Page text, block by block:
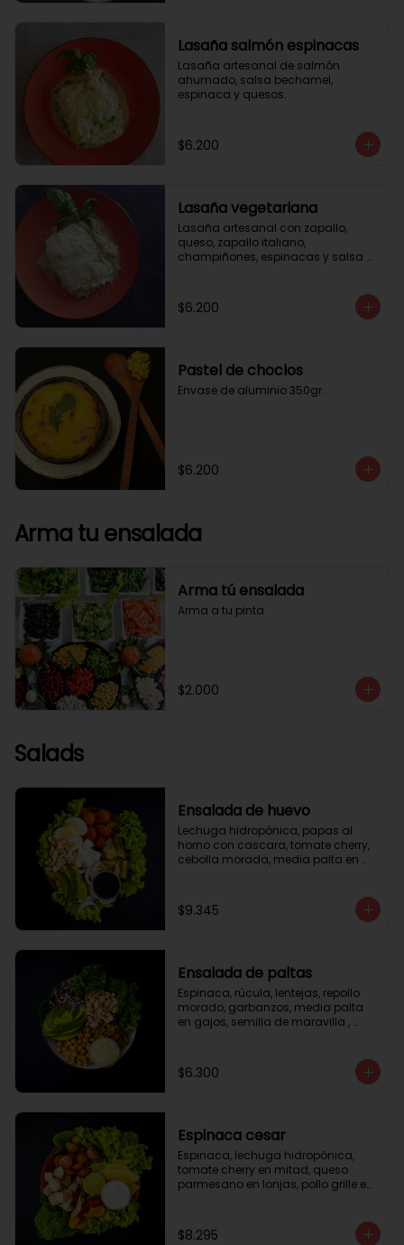
Lasaña salmón espinacas
Lasaña artesanal de salmón
ahumado, salsa bechamel,
espinaca y quesos.
$6.200
Lasaña vegetariana
Lasaña artesanal con zapallo,
queso, zapallo italiano,
champiñones, espinacas y salsa
$6.200
Pastel de choclos
Envase de aluminio 350gr.
$6.200
Arma tu ensalada
Arma tú ensalada
Arma a tu pinta
$2.000
Salads
Ensalada de huevo
Lechuga hidropónica, papas al
horno con cascara, tomate cherry,
cebolla morada, media palta en
balsámica.
$9.345
Ensalada de paltas
Espinaca, rúcula, lentejas, repollo
morado, garbanzos, media palta
en gajos, semilla de maravilla ,
$6.300
Espinaca cesar
Espinaca, lechuga hidropónica,
tomate cherry en mitad, queso
parmesano en lonjas, pollo grille en
$8.295